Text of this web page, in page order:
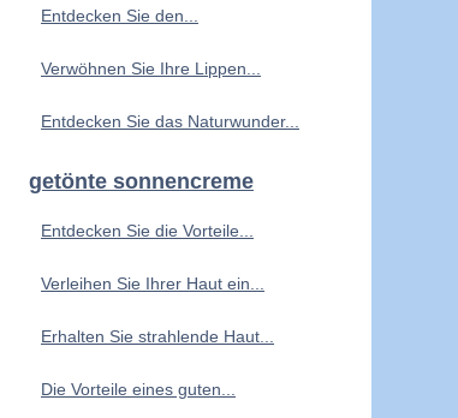
Entdecken Sie den...
Verwöhnen Sie Ihre Lippen...
Entdecken Sie das Naturwunder...
getönte sonnencreme
Entdecken Sie die Vorteile...
Verleihen Sie Ihrer Haut ein...
Erhalten Sie strahlende Haut...
Die Vorteile eines guten...